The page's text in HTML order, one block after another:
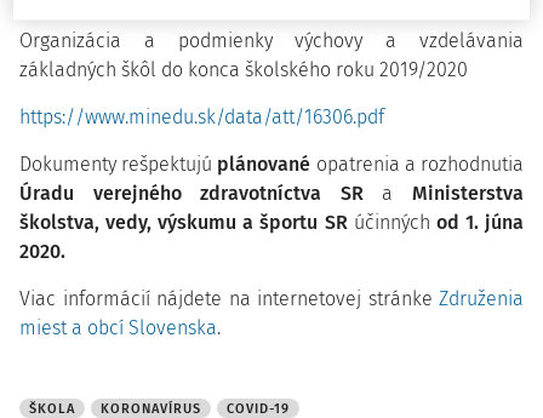
Organizácia a podmienky výchovy a vzdelávania
základných škôl do konca školského roku 2019/2020
https://www.minedu.sk/data/att/16306.pdf
Dokumenty rešpektujú plánované opatrenia a rozhodnutia
Úradu verejného zdravotníctva SR aMinisterstva
školstva, vedy, výskumu a športu SR účinných od 1. júna
2020.
Viac informácií nájdete na internetovej stránke Združenia
miest a obcí Slovenska.
ŠKOLA KORONAVÍRUS COVID-19